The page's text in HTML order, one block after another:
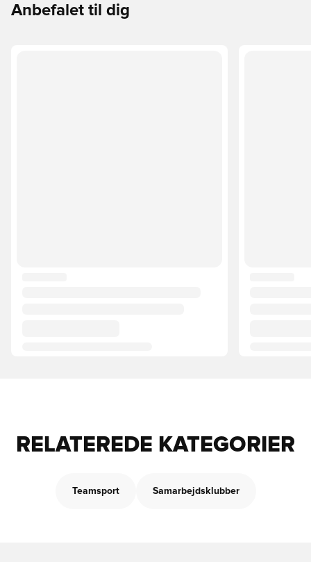
Anbefalet til dig
RELATEREDE KATEGORIER
Teamsport Samarbejdsklubber